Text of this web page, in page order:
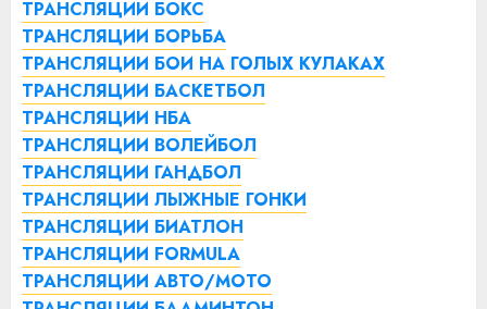
ТРАНСЛЯЦИИ БОКС
ТРАНСЛЯЦИИ БОРЬБА
ТРАНСЛЯЦИИ БОИ НА ГОЛЫХ КУЛАКАХ
ТРАНСЛЯЦИИ БАСКЕТБОЛ
ТРАНСЛЯЦИИ НБА
ТРАНСЛЯЦИИ ВОЛЕЙБОЛ
ТРАНСЛЯЦИИ ГАНДБОЛ
ТРАНСЛЯЦИИ ЛЫЖНЫЕ ГОНКИ
ТРАНСЛЯЦИИ БИАТЛОН
ТРАНСЛЯЦИИ FORMULA
ТРАНСЛЯЦИИ АВТО/МОТО